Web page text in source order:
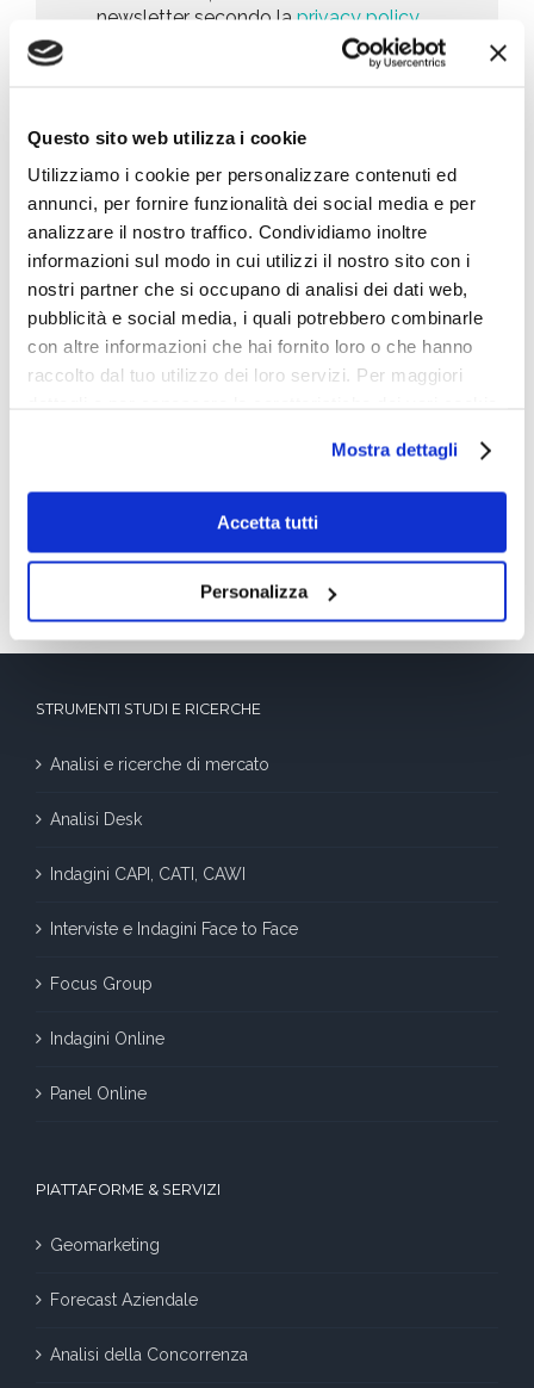
Questo sito web utilizza i cookie
Utilizziamo i cookie per personalizzare contenuti ed
annunci, per fornire funzionalità dei social media e per
analizzare il nostro traffico. Condividiamo inoltre
informazioni sul modo in cui utilizzi il nostro sito con i
nostri partner che si occupano di analisi dei dati web,
pubblicità e social media, i quali potrebbero combinarle
con altre informazioni che hai fornito loro o che hanno
raccolto dal tuo utilizzo dei loro servizi. Per maggiori
Mostra dettagli
Accetta tutti
Personalizza
r
i
c
e
t
a
*
o
l
i
*
i
newsletter secondo laprivacy policy
Cosa stai cercando
Le ultime news
Leader della Crescita 2026: le aziende che
crescono di più
Decidere le vacanze nell’era dell’algoritmo:
STRUMENTI STUDI E RICERCHE
Analisi e ricerche di mercato
Analisi Desk
Indagini CAPI, CATI, CAWI
Interviste e Indagini Face to Face
Focus Group
Indagini Online
Panel Online
PIATTAFORME & SERVIZI
Geomarketing
Forecast Aziendale
Analisi della Concorrenza